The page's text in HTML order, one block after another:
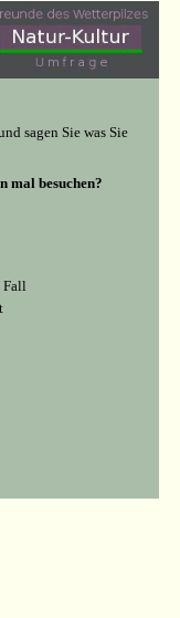
sagen Sie was Sie
mal besuchen?
Fall